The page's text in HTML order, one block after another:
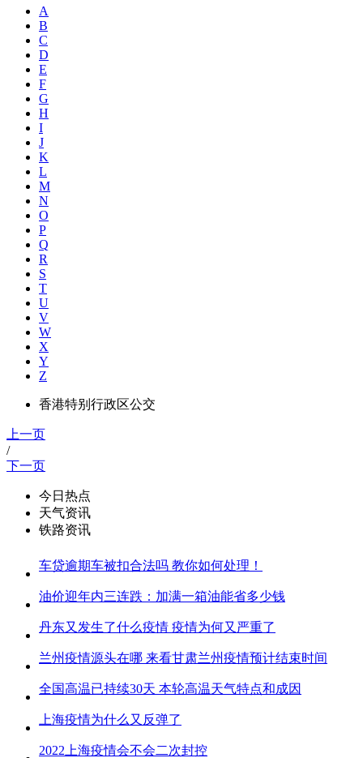
A
B
C
D
E
F
G
H
I
J
K
L
M
N
O
P
Q
R
S
T
U
V
W
X
Y
Z
香港特别行政区公交
上一页
/
下一页
今日热点
天气资讯
铁路资讯
车贷逾期车被扣合法吗 教你如何处理！
油价迎年内三连跌：加满一箱油能省多少钱
丹东又发生了什么疫情 疫情为何又严重了
兰州疫情源头在哪 来看甘肃兰州疫情预计结束时间
全国高温已持续30天 本轮高温天气特点和成因
上海疫情为什么又反弹了
2022上海疫情会不会二次封控